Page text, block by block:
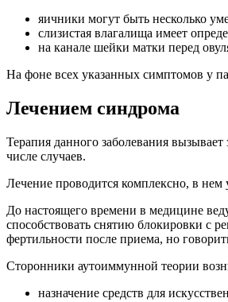
яичники могут быть несколько
слизистая влагалища имеет
на канале шейки матки перед
На фоне всех указанных симптомов у
Лечением синдрома
Терапия данного заболевания
числе случаев.
Лечение проводится комплексно, в нем
До настоящего времени в медицине
способствовать снятию блокировки с
фертильности после приема, но
Сторонники аутоиммунной теории
назначение средств для